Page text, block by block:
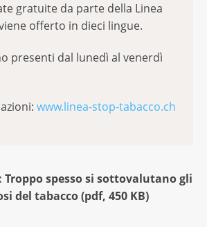
gratuite da parte della Linea
offerto in dieci lingue.
presenti dal lunedì al venerdì
www.linea-stop-tabacco.ch
Troppo spesso si sottovalutano gli
del tabacco(pdf, 450 KB)